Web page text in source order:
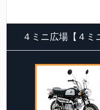
４ミニ広場【４ミ